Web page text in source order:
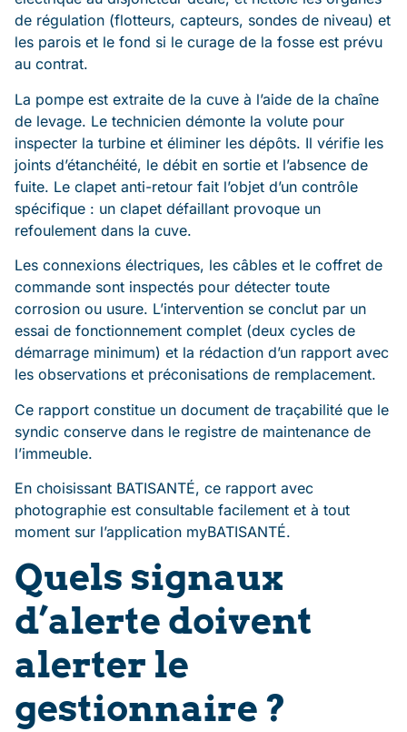
de régulation (flotteurs, capteurs, sondes de niveau) et
les parois et le fond si le curage de la fosse est prévu
au contrat.
La pompe est extraite de la cuve à l’aide de la chaîne
de levage. Le technicien démonte la volute pour
inspecter la turbine et éliminer les dépôts. Il vérifie les
joints d’étanchéité, le débit en sortie et l’absence de
fuite. Le clapet anti-retour fait l’objet d’un contrôle
spécifique : un clapet défaillant provoque un
refoulement dans la cuve.
Les connexions électriques, les câbles et le coffret de
commande sont inspectés pour détecter toute
corrosion ou usure. L’intervention se conclut par un
essai de fonctionnement complet (deux cycles de
démarrage minimum) et la rédaction d’un rapport avec
les observations et préconisations de remplacement.
Ce rapport constitue un document de traçabilité que le
syndic conserve dans le registre de maintenance de
l’immeuble.
En choisissant BATISANTÉ, ce rapport avec
photographie est consultable facilement et à tout
moment sur l’application myBATISANTÉ.
Quels signaux
d’alerte doivent
alerter le
gestionnaire ?